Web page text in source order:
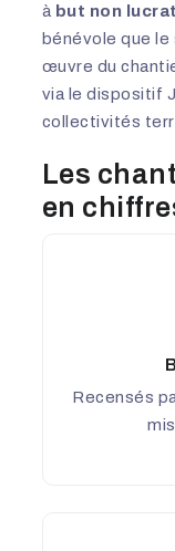
à but non
bénévole que le
œuvre du
via le dispositif
collectivités
Les
en
Recensés